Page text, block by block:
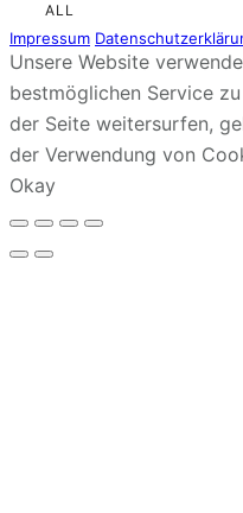
ALL
Impressum
Unsere Website
bestmöglichen Service
der Seite weitersurfen,
der Verwendung von
Okay